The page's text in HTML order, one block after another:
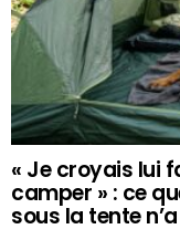
« Je croyais lui
camper » : ce
sous la tente